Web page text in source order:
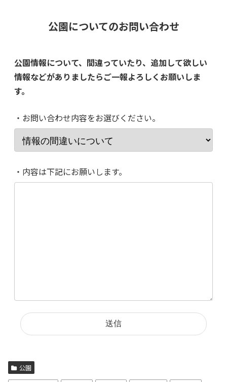
公園についてのお問い合わせ
公園情報について、間違っていたり、追加して欲しい
情報などがありましたらご一報よろしくお願いしま
す。
・お問い合わせ内容をお選びください。
・内容は下記にお願いします。
公園